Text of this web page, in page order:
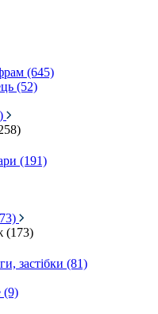
(645)
(52)
(191)
(173)
застібки (81)
(9)